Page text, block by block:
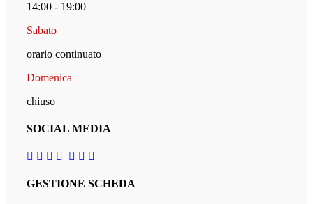
14:00 - 19:00
Sabato
orario continuato
Domenica
chiuso
SOCIAL MEDIA
GESTIONE SCHEDA